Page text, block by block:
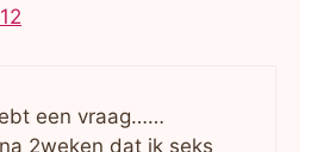
een vraag……
2weken dat ik seks